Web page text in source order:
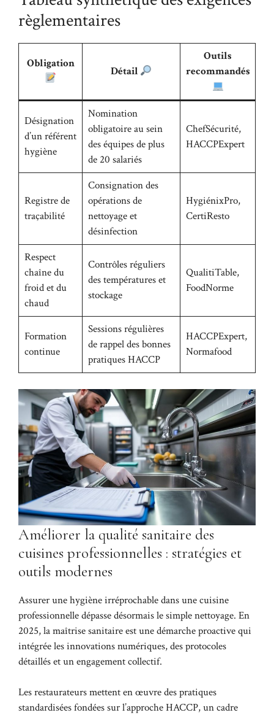
règlementaires
Obligation
Détail
Outils
recommandés
Désignation
d’un référent
hygiène
Nomination
obligatoire au sein
des équipes de plus
de 20 salariés
ChefSécurité,
HACCPExpert
Registre de
traçabilité
Consignation des
opérations de
nettoyage et
désinfection
HygiénixPro,
CertiResto
Respect
chaîne du
froid et du
chaud
Contrôles réguliers
des températures et
stockage
QualitiTable,
FoodNorme
Formation
continue
Sessions régulières
de rappel des bonnes
pratiques HACCP
HACCPExpert,
Normafood
Améliorer la qualité sanitaire des
cuisines professionnelles : stratégies et
outils modernes
Assurer une hygiène irréprochable dans une cuisine
professionnelle dépasse désormais le simple nettoyage. En
2025, la maîtrise sanitaire est une démarche proactive qui
intégrée les innovations numériques, des protocoles
détaillés et un engagement collectif.
Les restaurateurs mettent en œuvre des pratiques
standardisées fondées sur l’approche HACCP, un cadre